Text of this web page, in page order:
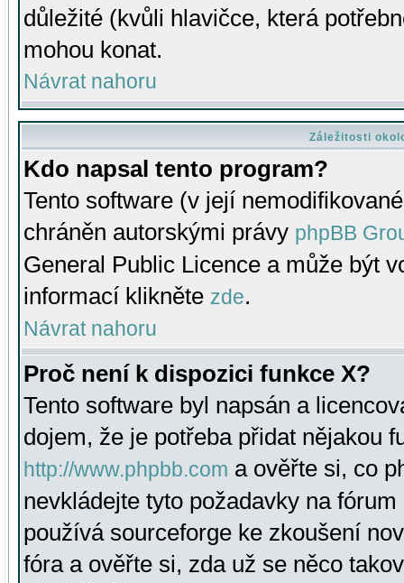
důležité (kvůli hlavičce, která
mohou konat.
Návrat nahoru
Záležitosti
Kdo napsal tento program?
Tento software (v její
chráněn autorskými právy phpBB
General Public Licence a může být
informací klikněte zde.
Návrat nahoru
Proč není k dispozici funkce X?
Tento software byl napsán a
dojem, že je potřeba přidat nějakou
http://www.phpbb.com a ověřte si, co
nevkládejte tyto požadavky na
používá sourceforge ke zkoušení
fóra a ověřte si, zda už se něco